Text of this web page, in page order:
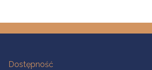
Na skróty.
Dostępność